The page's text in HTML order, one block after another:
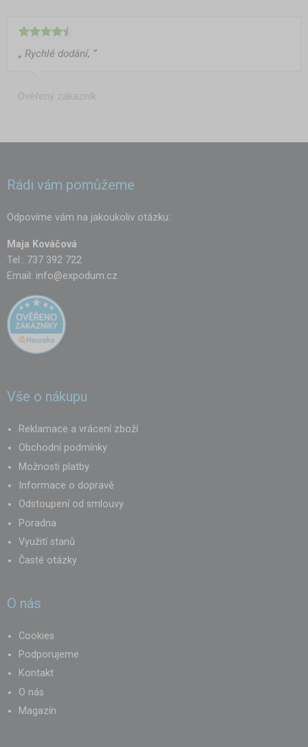
„ Rychlé dodání, ”
Ověřený zákazník
Rádi vám pomůžeme
Odpovíme vám na jakoukoliv otázku:
Maja Kováčová
Tel.: 737 392 722
Email: info@expodum.cz
Vše o nákupu
Reklamace a vrácení zboží
Obchodní podmínky
Možnosti platby
Informace o dopravě
Odstoupení od smlouvy
Poradna
Využití stanů
Časté otázky
O nás
Cookies
Podporujeme
Kontakt
O nás
Magazín